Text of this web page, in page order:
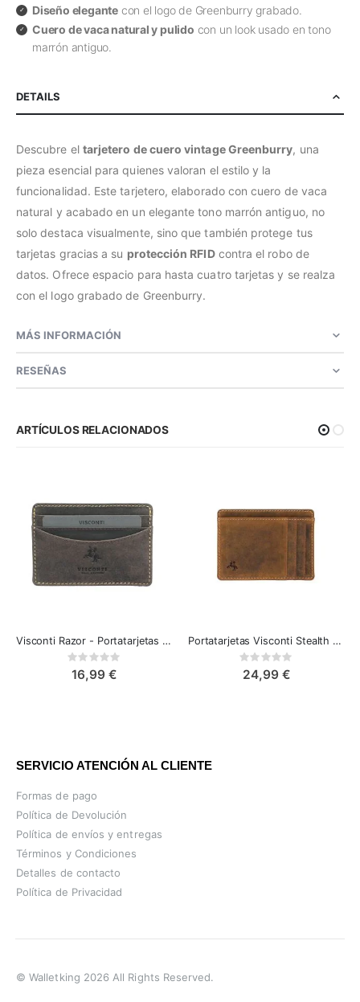
Diseño elegantecon el logo de Greenburry grabado.
Cuero de vaca natural y pulido con un look usado en tono
marrón antiguo.
DETAILS
Descubre el tarjetero de cuero vintage Greenburry, una
pieza esencial para quienes valoran el estilo y la
funcionalidad. Este tarjetero, elaborado con cuero de vaca
natural y acabado en un elegante tono marrón antiguo, no
solo destaca visualmente, sino que también protege tus
tarjetas gracias a su protección RFIDcontra el robo de
datos. Ofrece espacio para hasta cuatro tarjetas y se realza
con el logo grabado de Greenburry.
MÁS INFORMACIÓN
RESEÑAS
ARTÍCULOS RELACIONADOS
Visconti Razor - Portatarjetas de Cuero
Rating:
16,99 €
Portatarjetas Visconti Stealth con RFID
Rating:
24,99 €
SERVICIO ATENCIÓN AL CLIENTE
Formas de pago
Política de Devolución
Política de envíos y entregas
Términos y Condiciones
Detalles de contacto
Política de Privacidad
© Walletking 2026 All Rights Reserved.